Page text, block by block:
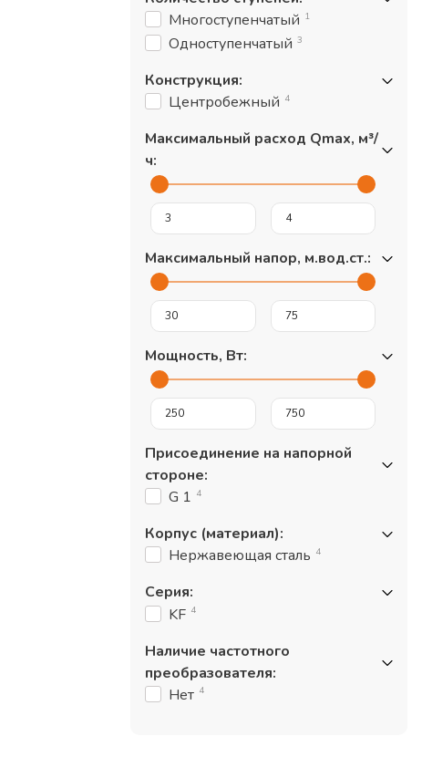
Многоступенчатый 1
Одноступенчатый 3
Конструкция:
Центробежный 4
Максимальный расход Qmax, м³/
ч:
Максимальный напор, м.вод.ст.:
Мощность, Вт:
Присоединение на напорной
стороне:
G 1 4
Корпус (материал):
Нержавеющая сталь 4
Серия:
KF 4
Наличие частотного
преобразователя:
Нет 4